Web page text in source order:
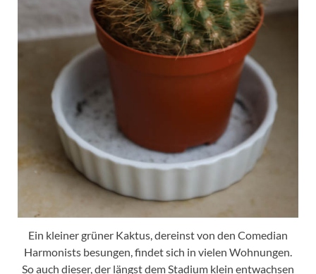
Ein kleiner grüner Kaktus, dereinst von den Comedian
Harmonists besungen, findet sich in vielen Wohnungen.
So auch dieser, der längst dem Stadium klein entwachsen